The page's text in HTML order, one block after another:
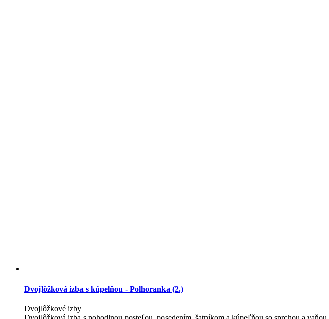
Dvojlôžková izba s kúpelňou - Polhoranka (2.)
Dvojlôžkové izby